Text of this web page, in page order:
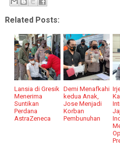
Related Posts:
Lansia di Gresik
Menerima
Suntikan
Perdana
AstraZeneca
Demi Menafkahi
kedua Anak,
Jose Menjadi
Korban
Pembunuhan